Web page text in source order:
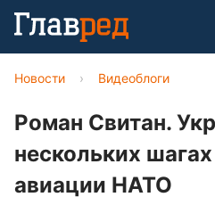
Новости › Видеоблоги
Роман Свитан.
нескольких
авиации НАТО